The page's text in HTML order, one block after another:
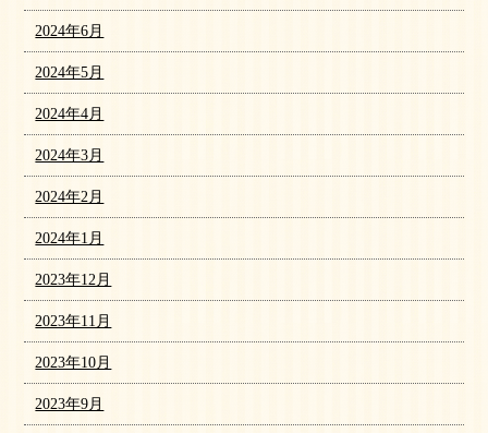
2024年6月
2024年5月
2024年4月
2024年3月
2024年2月
2024年1月
2023年12月
2023年11月
2023年10月
2023年9月